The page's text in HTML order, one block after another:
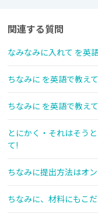
関連する質問
なみなみに入れて を英
ちなみに を英語で教え
ちなみに を英語で教え
とにかく・それはそう
て!
ちなみに提出方法はオ
ちなみに、材料にもこ